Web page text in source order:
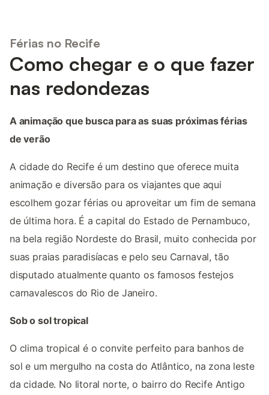
Férias no Recife
Como chegar e o que fazer
nas redondezas
A animação que busca para as suas próximas férias
de verão
A cidade do Recife é um destino que oferece muita
animação e diversão para os viajantes que aqui
escolhem gozar férias ou aproveitar um fim de semana
de última hora. É a capital do Estado de Pernambuco,
na bela região Nordeste do Brasil, muito conhecida por
suas praias paradisíacas e pelo seu Carnaval, tão
disputado atualmente quanto os famosos festejos
carnavalescos do Rio de Janeiro.
Sob o sol tropical
O clima tropical é o convite perfeito para banhos de
sol e um mergulho na costa do Atlântico, na zona leste
da cidade. No litoral norte, o bairro do Recife Antigo